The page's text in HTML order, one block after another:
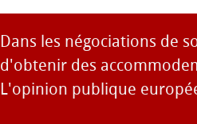
Dans les négociations de
d'obtenir des
L'opinion publique